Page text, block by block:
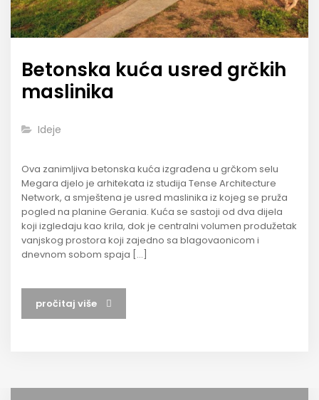
Betonska kuća usred grčkih
maslinika
Ideje
Ova zanimljiva betonska kuća izgrađena u grčkom selu
Megara djelo je arhitekata iz studija Tense Architecture
Network, a smještena je usred maslinika iz kojeg se pruža
pogled na planine Gerania. Kuća se sastoji od dva dijela
koji izgledaju kao krila, dok je centralni volumen produžetak
vanjskog prostora koji zajedno sa blagovaonicom i
dnevnom sobom spaja […]
pročitaj više